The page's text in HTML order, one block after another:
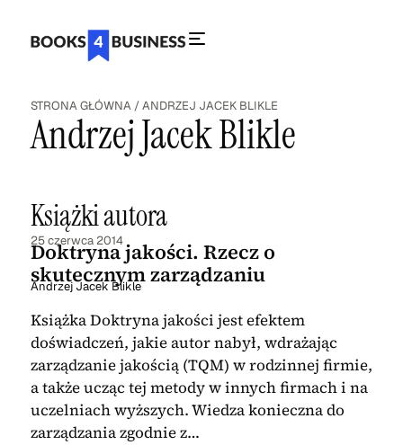
STRONA GŁÓWNA /ANDRZEJ JACEK BLIKLE
Andrzej Jacek Blikle
Książki autora
25 czerwca 2014
Doktryna jakości. Rzecz o
skutecznym zarządzaniu
Andrzej Jacek Blikle
Książka Doktryna jakości jest efektem
doświadczeń, jakie autor nabył, wdrażając
zarządzanie jakością (TQM) w rodzinnej firmie,
a także ucząc tej metody w innych firmach i na
uczelniach wyższych. Wiedza konieczna do
zarządzania zgodnie z…